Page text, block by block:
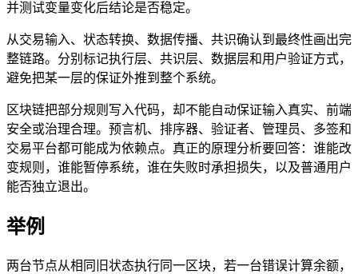
并测试变量变化后结论是否稳定。
从交易输入、状态转换、数据传播、共识确认到最终性画出完
整链路。分别标记执行层、共识层、数据层和用户验证方式，
避免把某一层的保证外推到整个系统。
区块链把部分规则写入代码，却不能自动保证输入真实、前端
安全或治理合理。预言机、排序器、验证者、管理员、多签和
交易平台都可能成为依赖点。真正的原理分析要回答：谁能改
变规则，谁能暂停系统，谁在失败时承担损失，以及普通用户
能否独立退出。
举例
两台节点从相同旧状态执行同一区块，若一台错误计算余额，